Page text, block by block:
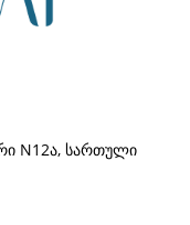
N12ა, სართული